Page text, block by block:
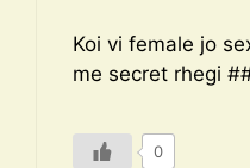
Koi vi female jo
me secret rhegi
0